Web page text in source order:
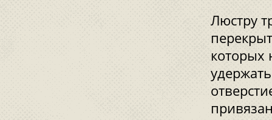
Люстру
которых